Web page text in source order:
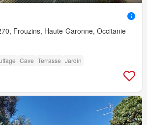
Frouzins, Haute-Garonne, Occitanie
Cave Terrasse Jardin